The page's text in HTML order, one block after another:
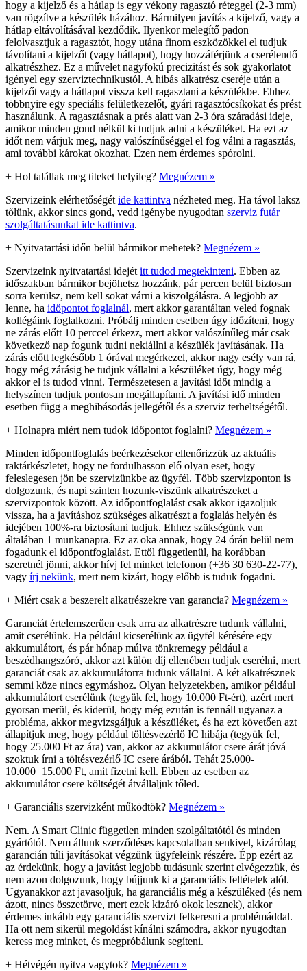
hogy a kijelző és a hátlap is egy vékony ragasztó réteggel (2-3 mm)
van rögzítve a készülék házához. Bármilyen javítás a kijelző, vagy a
hátlap eltávolításával kezdődik. Ilyenkor melegítő padon
felolvasztjuk a ragasztót, hogy utána finom eszközökkel el tudjuk
távolítani a kijelzőt (vagy hátlapot), hogy hozzáférjünk a cserélendő
alkatrészhez. Ez a művelet nagyfokú precizitást és sok gyakorlatot
igényel egy szerviztechnikustól. A hibás alkatrész cseréje után a
kijelzőt vagy a hátlapot vissza kell ragasztani a készülékbe. Ehhez
többnyire egy speciális felületkezelőt, gyári ragasztócsíkokat és prést
használunk. A ragasztásnak a prés alatt van 2-3 óra száradási ideje,
amikor minden gond nélkül ki tudjuk adni a készüléket. Ha ezt az
időt nem várjuk meg, nagy valószínűséggel el fog válni a ragasztás,
ami további károkat okozhat. Ezen nem érdemes spórolni.
+ Hol talállak meg titeket helyileg? Megnézem »
Szervizeink elérhetőségét ide kattintva nézheted meg. Ha távol laksz
tőlünk, akkor sincs gond, vedd igénybe nyugodtan szerviz futár
szolgáltatásunkat ide kattintva.
+ Nyitvatartási időn belül bármikor mehetek? Megnézem »
Szervizeink nyitvatartási idejét itt tudod megtekinteni. Ebben az
időszakban bármikor bejöhetsz hozzánk, pár percen belül biztosan
sorra kerülsz, nem kell sokat várni a kiszolgálásra. A legjobb az
lenne, ha időpontot foglalnál, mert akkor garantáltan veled fognak
kollégáink foglalkozni. Próbálj minden esetben úgy időzíteni, hogy
ne zárás előtt 10 perccel érkezz, mert akkor valószínűleg már csak
következő nap fogunk tudni nekiállni a készülék javításának. Ha
zárás előtt legkésőbb 1 órával megérkezel, akkor nagy esély van rá,
hogy még zárásig be tudjuk vállalni a készüléket úgy, hogy még
akkor el is tudod vinni. Természetesen a javítási időt mindig a
helyszínen tudjuk pontosan megállapítani. A javítási idő minden
esetben függ a meghibásodás jellegétől és a szerviz terheltségétől.
+ Holnapra miért nem tudok időpontot foglalni? Megnézem »
Minden időpontfoglalás beérkezésekor ellenőrizzük az aktuális
raktárkészletet, hogy ne fordulhasson elő olyan eset, hogy
feleslegesen jön be szervizünkbe az ügyfél. Több szervizponton is
dolgozunk, és napi szinten hozunk-viszünk alkatrészeket a
szervizpontok között. Az időpontfoglalást csak akkor igazoljuk
vissza, ha a javításhoz szükséges alkatrészt a foglalás helyén és
idejében 100%-ra biztosítani tudjuk. Ehhez szükségünk van
általában 1 munkanapra. Ez az oka annak, hogy 24 órán belül nem
fogadunk el időpontfoglalást. Ettől függetlenül, ha korábban
szeretnél jönni, akkor hívj fel minket telefonon (+36 30 630-22-77),
vagy írj nekünk, mert nem kizárt, hogy előbb is tuduk fogadni.
+ Miért csak a beszerelt alkatrészekre van garancia? Megnézem »
Garanciát értelemszerűen csak arra az alkatrészre tudunk vállalni,
amit cserélünk. Ha például kicserélünk az ügyfél kérésére egy
akkumulátort, és pár hónap múlva tönkremegy például a
beszédhangszóró, akkor azt külön díj ellenében tudjuk cserélni, mert
garanciát csak az akkumulátorra tudunk vállalni. A két alkatrésznek
semmi köze nincs egymáshoz. Olyan helyzetekben, amikor például
akkumulátort cserélünk (tegyük fel, hogy 10.000 Ft-ért), azért mert
gyorsan merül, és kiderül, hogy még ezután is fennáll ugyanaz a
probléma, akkor megvizsgáljuk a készüléket, és ha ezt követően azt
állapítjuk meg, hogy például töltésvezérlő IC hibája (tegyük fel,
hogy 25.000 Ft az ára) van, akkor az akkumulátor csere árát jóvá
szoktuk írni a töltésvezérlő IC csere árából. Tehát 25.000-
10.000=15.000 Ft, amit fizetni kell. Ebben az esetben az
akkumulátor csere költségét átvállaljuk tőled.
+ Garanciális szervizként működtök? Megnézem »
Nem. A Smart Clinic független minden szolgáltatótól és minden
gyártótól. Nem állunk szerződéses kapcsolatban senkivel, kizárólag
garancián túli javításokat végzünk ügyfeleink részére. Épp ezért az
az érdekünk, hogy a javítást legjobb tudásunk szerint elvégezzük, és
nem azon dolgozunk, hogy bújjunk ki a garanciális feltételek alól.
Ugyanakkor azt javasoljuk, ha garanciális még a készüléked (és nem
ázott, nincs összetörve, mert ezek kizáró okok lesznek), akkor
érdemes inkább egy garanciális szervizt felkeresni a problémáddal.
Ha ott nem sikerül megoldást kínálni számodra, akkor nyugodtan
keress meg minket, és megpróbálunk segíteni.
+ Hétvégén nyitva vagytok? Megnézem »